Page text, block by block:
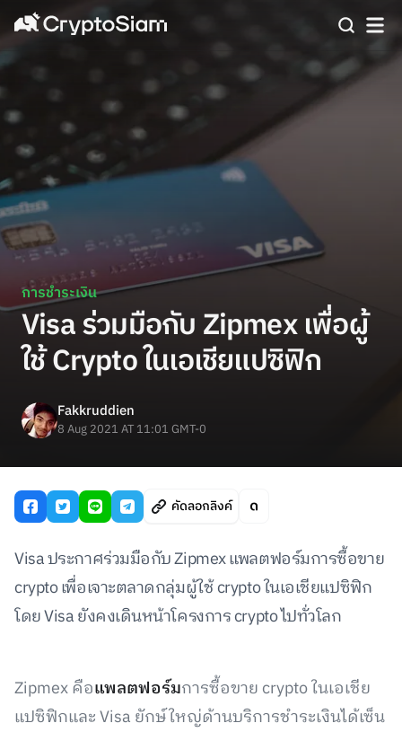
การชำระเงิน
Visa ร่วมมือกับ Zipmex เพื่อผู้
ใช้ Crypto ในเอเชียแปซิฟิก
Fakkruddien
8 Aug 2021 AT 11:01 GMT-0
คัดลอกลิงค์
Visa ประกาศร่วมมือกับ Zipmex แพลตฟอร์มการซื้อขาย
crypto เพื่อเจาะตลาดกลุ่มผู้ใช้ crypto ในเอเชียแปซิฟิก
โดย Visa ยังคงเดินหน้าโครงการ crypto ไปทั่วโลก
Zipmex คือแพลตฟอร์มการซื้อขาย crypto ในเอเชีย
แปซิฟิกและ Visa ยักษ์ใหญ่ด้านบริการชำระเงินได้เซ็น